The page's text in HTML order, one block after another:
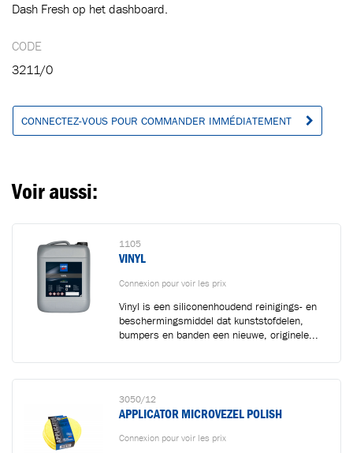
Dash Fresh op het dashboard.
CODE
3211/0
CONNECTEZ-VOUS POUR COMMANDER IMMÉDIATEMENT
Voir aussi:
1105
VINYL
Connexion pour voir les prix
Vinyl is een siliconenhoudend reinigings- en
beschermingsmiddel dat kunststofdelen,
bumpers en banden een nieuwe, originele...
3050/12
APPLICATOR MICROVEZEL POLISH
Connexion pour voir les prix
Ajouté au panier
CONTINUER VOS ACHATS